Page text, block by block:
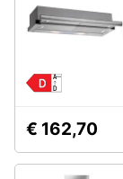
€ 162,70